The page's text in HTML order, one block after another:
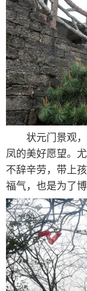
洞天福地景观，
山道观香火兴盛
时国家领导人明
封五雷仙山为“洞